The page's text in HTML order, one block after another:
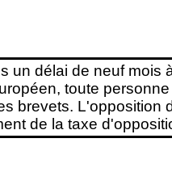
un délai de neuf
toute
brevets. L'opposition
de la taxe